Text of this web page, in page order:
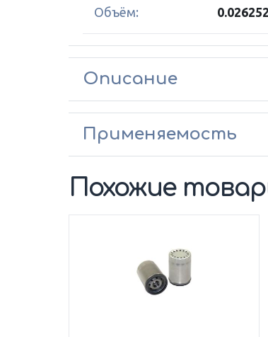
Объём: 0.026252
Описание
Применяемость
Похожие